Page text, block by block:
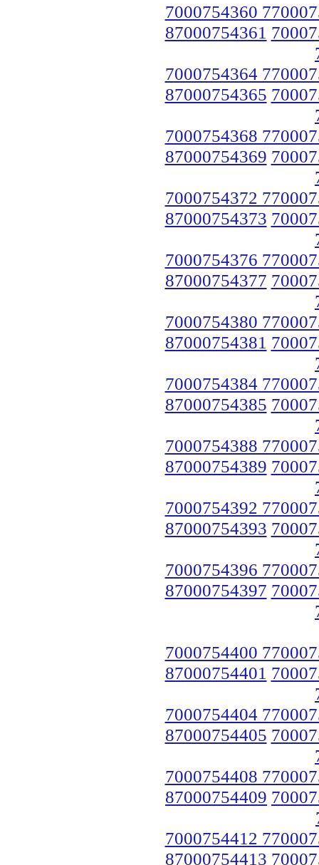
7000754360
87000754361
7000754364
87000754365
7000754368
87000754369
7000754372
87000754373
7000754376
87000754377
7000754380
87000754381
7000754384
87000754385
7000754388
87000754389
7000754392
87000754393
7000754396
87000754397
7000754400
87000754401
7000754404
87000754405
7000754408
87000754409
7000754412
87000754413